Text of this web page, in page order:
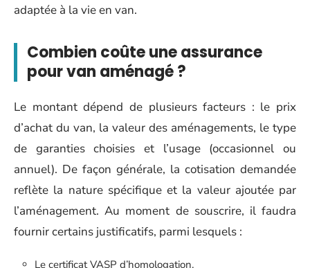
adaptée à la vie en van.
Combien coûte une assurance
pour van aménagé ?
Le montant dépend de plusieurs facteurs : le prix
d’achat du van, la valeur des aménagements, le type
de garanties choisies et l’usage (occasionnel ou
annuel). De façon générale, la cotisation demandée
reflète la nature spécifique et la valeur ajoutée par
l’aménagement. Au moment de souscrire, il faudra
fournir certains justificatifs, parmi lesquels :
Le certificat VASP d’homologation.